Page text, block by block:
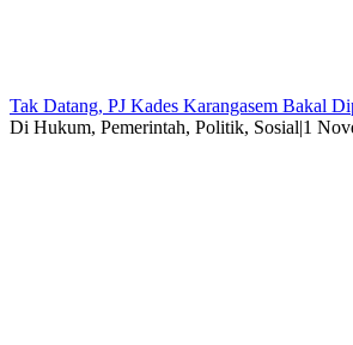
Tak Datang, PJ Kades Karangasem Bakal
Di Hukum, Pemerintah, Politik, Sosial|1